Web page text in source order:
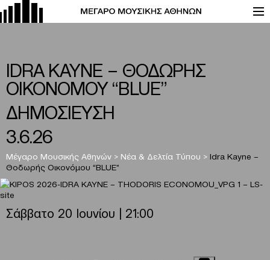
IDRA KAYNE – ΘΟΔΩΡΗΣ
ΟΙΚΟΝΟΜΟΥ “BLUE”
ΔΗΜΟΣΙΕΥΣΗ
3.6.26
Μέγαρο Μουσικής Αθηνών > Νέα & Δελτία Τύπου > Idra Kayne –
Θοδωρής Οικονόμου “BLUE”
Σάββατο 20 Ιουνίου | 21:00